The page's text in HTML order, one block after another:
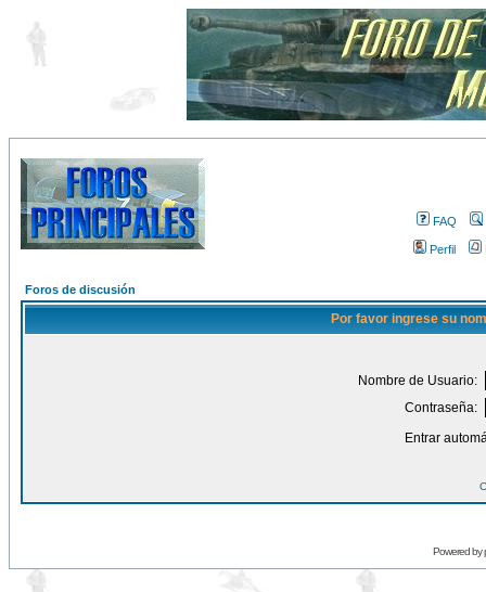
FAQ
Perfil
Foros de discusión
Por favor ingrese su
Nombre de Usuario:
Contraseña:
Entrar
Powered by